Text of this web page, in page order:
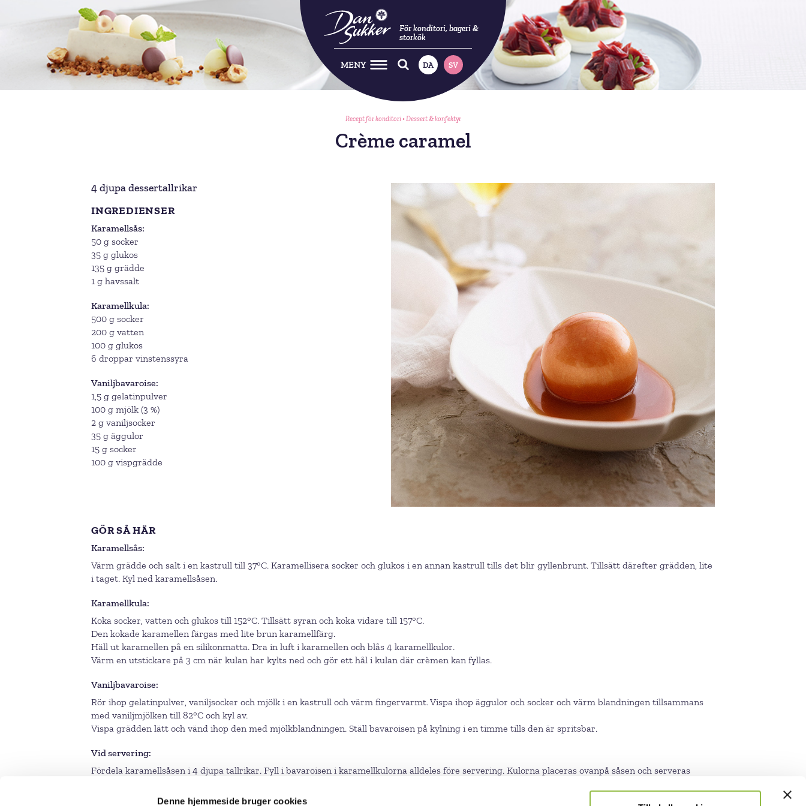
Denne hjemmeside bruger cookies
För konditori, bageri &
storkök
MENY DA SV
Recept för konditori•Dessert & konfektyr
Crème caramel
4 djupa dessertallrikar
INGREDIENSER
Karamellsås
50 g socker
35 g glukos
135 g grädde
1 g havssalt
Karamellkula
500 g socker
200 g vatten
100 g glukos
6 droppar vinstenssyra
Vaniljbavaroise
1,5 g gelatinpulver
100 g mjölk (3 %)
2 g vaniljsocker
35 g äggulor
15 g socker
100 g vispgrädde
GÖR SÅ HÄR
Karamellsås
Värm grädde och salt i en kastrull till 37°C. Karamellisera socker och glukos i en annan kastrull tills det blir gyllenbrunt. Tillsätt därefter grädden, lite
i taget. Kyl ned karamellsåsen.
Karamellkula
Koka socker, vatten och glukos till 152°C. Tillsätt syran och koka vidare till 157°C.
Den kokade karamellen färgas med lite brun karamellfärg.
Häll ut karamellen på en silikonmatta. Dra in luft i karamellen och blås 4 karamellkulor.
Värm en utstickare på 3 cm när kulan har kylts ned och gör ett hål i kulan där crèmen kan fyllas.
Vaniljbavaroise
Rör ihop gelatinpulver, vaniljsocker och mjölk i en kastrull och värm fingervarmt. Vispa ihop äggulor och socker och värm blandningen tillsammans
med vaniljmjölken till 82°C och kyl av.
Vispa grädden lätt och vänd ihop den med mjölkblandningen. Ställ bavaroisen på kylning i en timme tills den är spritsbar.
Vid servering
Fördela karamellsåsen i 4 djupa tallrikar. Fyll i bavaroisen i karamellkulorna alldeles före servering. Kulorna placeras ovanpå såsen och serveras